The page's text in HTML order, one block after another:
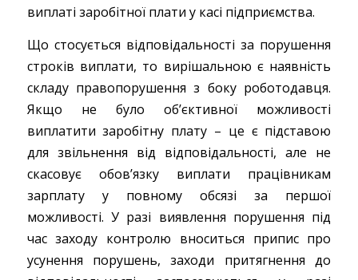
виплаті заробітної плати у касі підприємства.
Що стосується відповідальності за порушення
строків виплати, то вирішальною є наявність
складу правопорушення з боку роботодавця.
Якщо не було об’єктивної можливості
виплатити заробітну плату – це є підставою
для звільнення від відповідальності, але не
скасовує обов’язку виплати працівникам
зарплату у повному обсязі за першої
можливості. У разі виявлення порушення під
час заходу контролю вноситься припис про
усунення порушень, заходи притягнення до